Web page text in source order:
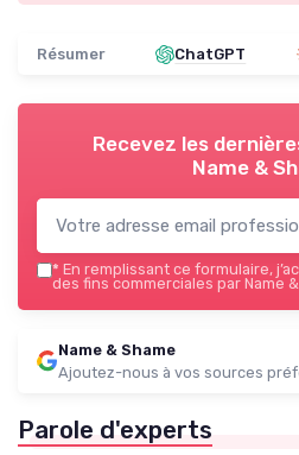
Résumer ChatGPT
Recevez les
Name &
* En remplissant ce formulaire,
des fins commerciales par Name
Name & Shame
Ajoutez-nous à vos sources
Parole d'experts